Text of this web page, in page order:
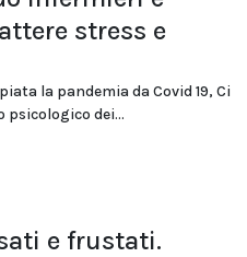
stress e
la pandemia da Covid 19, Ci
dei...
e frustati.